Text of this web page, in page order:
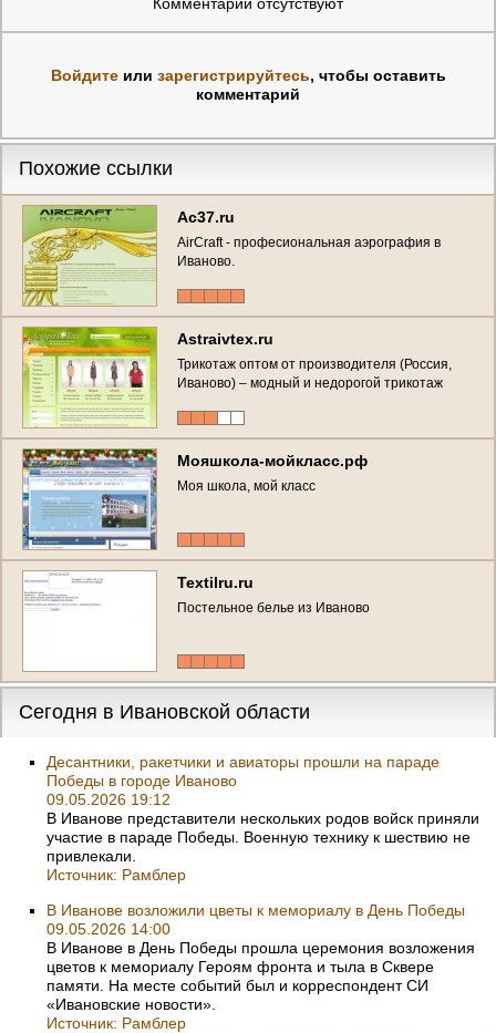
Войдитеили зарегистрируйтесь, чтобы оставить
комментарий
Похожие ссылки
Ac37.ru
AirCraft - професиональная аэрография в
Иваново.
Astraivtex.ru
Трикотаж оптом от производителя (Россия,
Иваново) – модный и недорогой трикотаж
Мояшкола-мойкласс.рф
Моя школа, мой класс
Textilru.ru
Постельное белье из Иваново
Сегодня в Ивановской области
Десантники, ракетчики и авиаторы прошли на параде
Победы в городе Иваново
09.05.2026 19:12
В Иванове представители нескольких родов войск приняли
участие в параде Победы. Военную технику к шествию не
привлекали.
Источник: Рамблер
В Иванове возложили цветы к мемориалу в День Победы
09.05.2026 14:00
В Иванове в День Победы прошла церемония возложения
цветов к мемориалу Героям фронта и тыла в Сквере
памяти. На месте событий был и корреспондент СИ
«Ивановские новости».
Источник: Рамблер